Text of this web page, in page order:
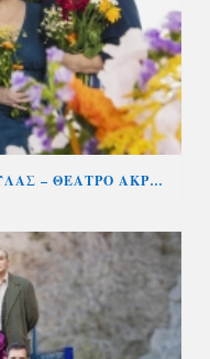
Ο ΑΓΑΠΗΤΙΚΟΣ ΤΗΣ ΒΟΣΚΟΠΟΥΛΑΣ – ΘΕΑΤΡΟ ΑΚΡΟΠΟΛ